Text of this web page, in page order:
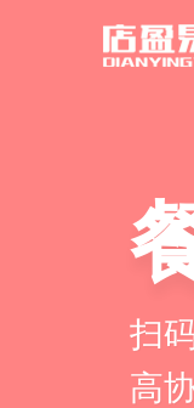
扫
高